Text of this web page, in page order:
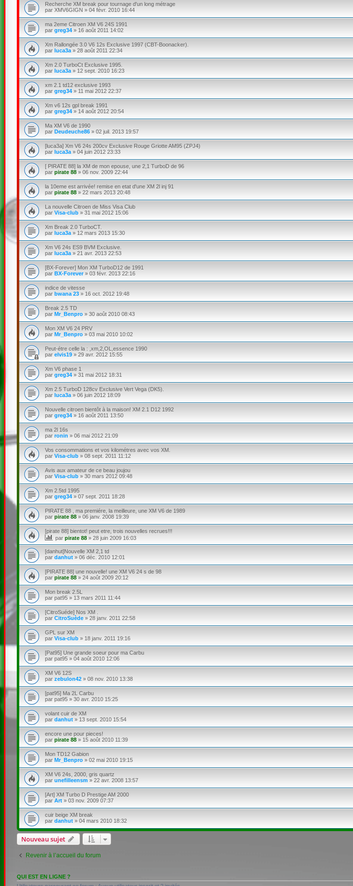
Recherche XM break pour tournage d'un long métrage
par XMV6GIGN » 04 févr. 2010 16:44
ma 2eme Citroen XM V6 24S 1991
par greg34» 16 août 2011 14:02
Xm Rallongée 3.0 V6 12s Exclusive 1997 (CBT-Boonacker).
par luca3a» 28 août 2011 22:34
Xm 2.0 TurboCt Exclusive 1995.
par luca3a» 12 sept. 2010 16:23
xm 2.1 td12 exclusive 1993
par greg34» 11 mai 2012 22:37
Xm v6 12s gpl break 1991
par greg34» 14 août 2012 20:54
Ma XM V6 de 1990
par Deudeuche86» 02 juil. 2013 19:57
[luca3a] Xm V6 24s 200cv Exclusive Rouge Griotte AM95 (ZPJ4)
par luca3a» 04 juin 2012 23:33
[ PIRATE 88] la XM de mon epouse, une 2,1 TurboD de 96
par pirate 88» 06 nov. 2009 22:44
la 10eme est arrivée! remise en etat d'une XM 2l inj 91
par pirate 88» 22 mars 2013 20:48
La nouvelle Citroen de Miss Visa Club
par Visa-club» 31 mai 2012 15:06
Xm Break 2.0 TurboCT.
par luca3a» 12 mars 2013 15:30
Xm V6 24s ES9 BVM Exclusive.
par luca3a» 21 avr. 2013 22:53
[BX-Forever] Mon XM TurboD12 de 1991
par BX-Forever» 03 févr. 2013 22:16
indice de vitesse
par bwana 23» 16 oct. 2012 19:48
Break 2.5 TD
par Mr_Benpro» 30 août 2010 08:43
Mon XM V6 24 PRV
par Mr_Benpro» 03 mai 2010 10:02
Peut-étre celle la : ,xm,2,OL,essence 1990
par elvis19» 29 avr. 2012 15:55
Xm V6 phase 1
par greg34» 31 mai 2012 18:31
Xm 2.5 TurboD 128cv Exclusive Vert Vega (DK5).
par luca3a» 06 juin 2012 18:09
Nouvelle citroen bientôt à la maison! XM 2.1 D12 1992
par greg34» 16 août 2011 13:50
ma 2l 16s
par ronin » 06 mai 2012 21:09
Vos consommations et vos kilométres avec vos XM.
par Visa-club» 08 sept. 2011 11:12
Avis aux amateur de ce beau joujou
par Visa-club» 30 mars 2012 09:48
Xm 2.5td 1995
par greg34» 07 sept. 2011 18:28
PIRATE 88 , ma premiére, la meilleure, une XM V6 de 1989
par pirate 88» 06 janv. 2008 19:39
[pirate 88] bientot! peut etre, trois nouvelles recrues!!!
par pirate 88» 28 juin 2009 16:03
[danhut]Nouvelle XM 2,1 td
par danhut» 06 déc. 2010 12:01
[PIRATE 88] une nouvelle! une XM V6 24 s de 98
par pirate 88» 24 août 2009 20:12
Mon break 2.5L
par pat95» 13 mars 2011 11:44
[CitroSuéde] Nos XM .
par CitroSuède» 28 janv. 2011 22:58
GPL sur XM
par Visa-club» 18 janv. 2011 19:16
[Pat95] Une grande soeur pour ma Carbu
par pat95» 04 août 2010 12:06
XM V6 12S
par zebulon42» 08 nov. 2010 13:38
[pat95] Ma 2L Carbu
par pat95» 30 avr. 2010 15:25
volant cuir de XM
par danhut» 13 sept. 2010 15:54
encore une pour pieces!
par pirate 88» 15 août 2010 11:39
Mon TD12 Gabion
par Mr_Benpro» 02 mai 2010 19:15
XM V6 24s, 2000, gris quartz
par unefilleensm » 22 avr. 2008 13:57
[Art] XM Turbo D Prestige AM 2000
par Art» 03 nov. 2009 07:37
cuir beige XM break
par danhut» 04 mars 2010 18:32
Nouveau sujet
Revenir à l’accueil du forum
QUI EST EN LIGNE ?